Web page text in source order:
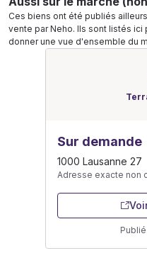
Ces biens ont été publiés
vente par Neho. Ils sont listés
donner une vue d'ensemble du
Sur demande
1000 Lausanne 27
Adresse exacte non